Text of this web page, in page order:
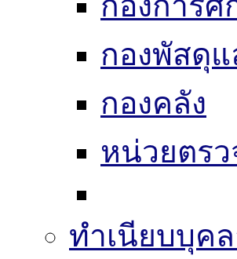
กองพัสดุ
กองคลัง
หน่วยตร
ทำเนียบบุค